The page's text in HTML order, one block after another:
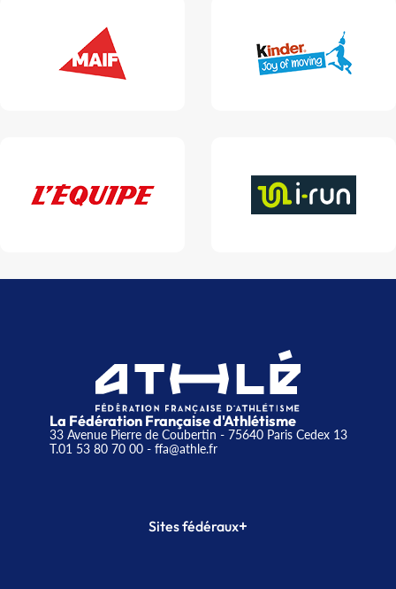
La Fédération Française d'Athlétisme
33 Avenue Pierre de Coubertin - 75640 Paris Cedex 13
T.01 53 80 70 00- ffa@athle.fr
Sites fédéraux+